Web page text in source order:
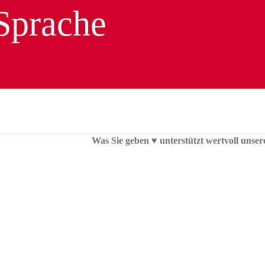
Was Sie geben ♥︎ unterstützt wertvoll